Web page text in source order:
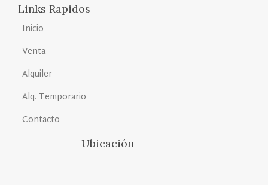
Links Rapidos
Inicio
Venta
Alquiler
Alq. Temporario
Contacto
Ubicación